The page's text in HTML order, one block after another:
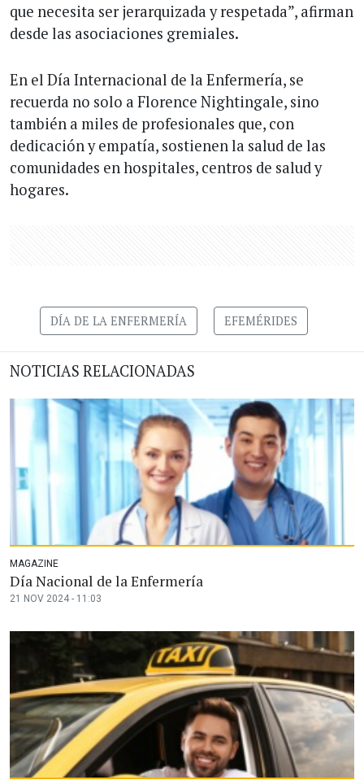
que necesita ser jerarquizada y respetada”, afirman
desde las asociaciones gremiales.
En el Día Internacional de la Enfermería, se
recuerda no solo a Florence Nightingale, sino
también a miles de profesionales que, con
dedicación y empatía, sostienen la salud de las
comunidades en hospitales, centros de salud y
hogares.
DÍA DE LA ENFERMERÍA EFEMÉRIDES
NOTICIAS RELACIONADAS
MAGAZINE
Día Nacional de la Enfermería
21 NOV 2024 - 11:03